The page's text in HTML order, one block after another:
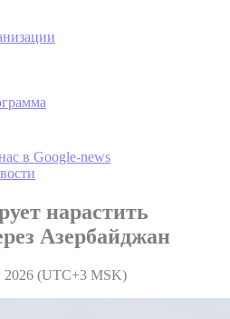
в Google-news
нарастить
Азербайджан
2026 (UTC+3 MSK)